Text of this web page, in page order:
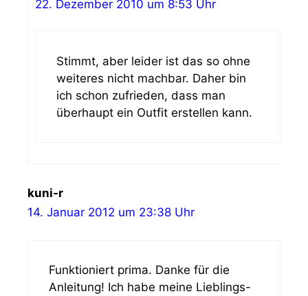
22. Dezember 2010 um 8:53 Uhr
Stimmt, aber leider ist das so ohne
weiteres nicht machbar. Daher bin
ich schon zufrieden, dass man
überhaupt ein Outfit erstellen kann.
kuni-r
14. Januar 2012 um 23:38 Uhr
Funktioniert prima. Danke für die
Anleitung! Ich habe meine Lieblings-